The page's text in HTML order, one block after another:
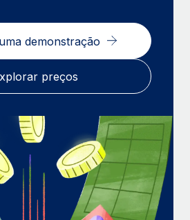
demonstração
preços